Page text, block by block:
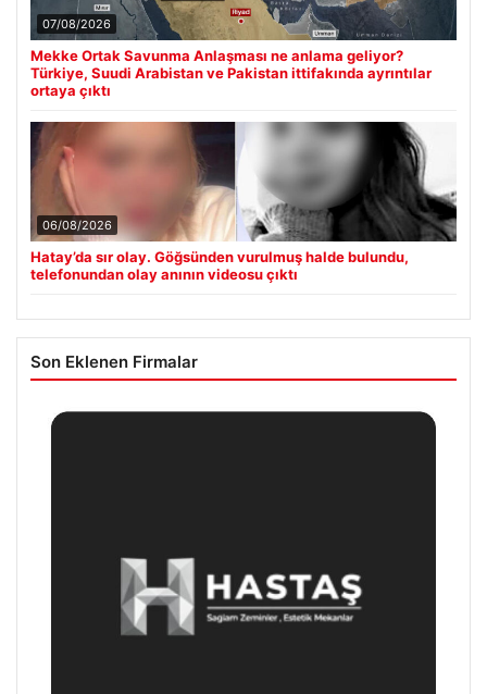
07/08/2026
Mekke Ortak Savunma Anlaşması ne anlama geliyor?
Türkiye, Suudi Arabistan ve Pakistan ittifakında ayrıntılar
ortaya çıktı
06/08/2026
Hatay’da sır olay. Göğsünden vurulmuş halde bulundu,
telefonundan olay anının videosu çıktı
Son Eklenen Firmalar